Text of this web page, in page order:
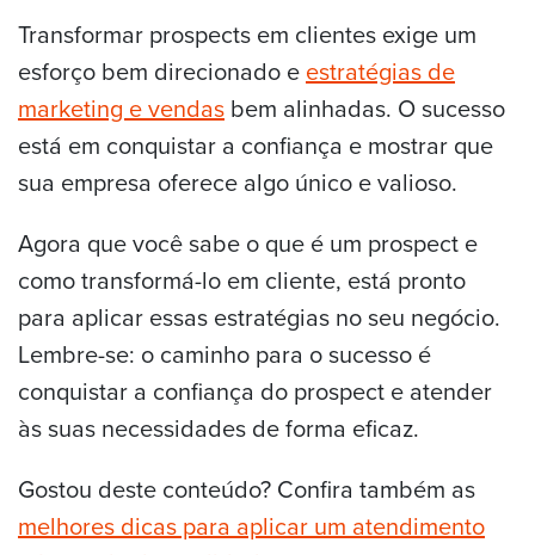
Transformar prospects em clientes exige um
esforço bem direcionado eestratégias de
marketing e vendas bem alinhadas. O sucesso
está em conquistar a confiança e mostrar que
sua empresa oferece algo único e valioso.
Agora que você sabe o que é um prospect e
como transformá-lo em cliente, está pronto
para aplicar essas estratégias no seu negócio.
Lembre-se: o caminho para o sucesso é
conquistar a confiança do prospect e atender
às suas necessidades de forma eficaz.
Gostou deste conteúdo? Confira também as
melhores dicas para aplicar um atendimento